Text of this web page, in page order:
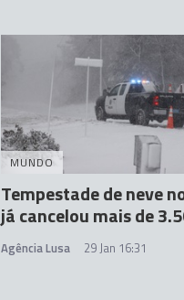
MUNDO
Tempestade de neve
já cancelou mais de
Agência Lusa 29 Jan 16:31